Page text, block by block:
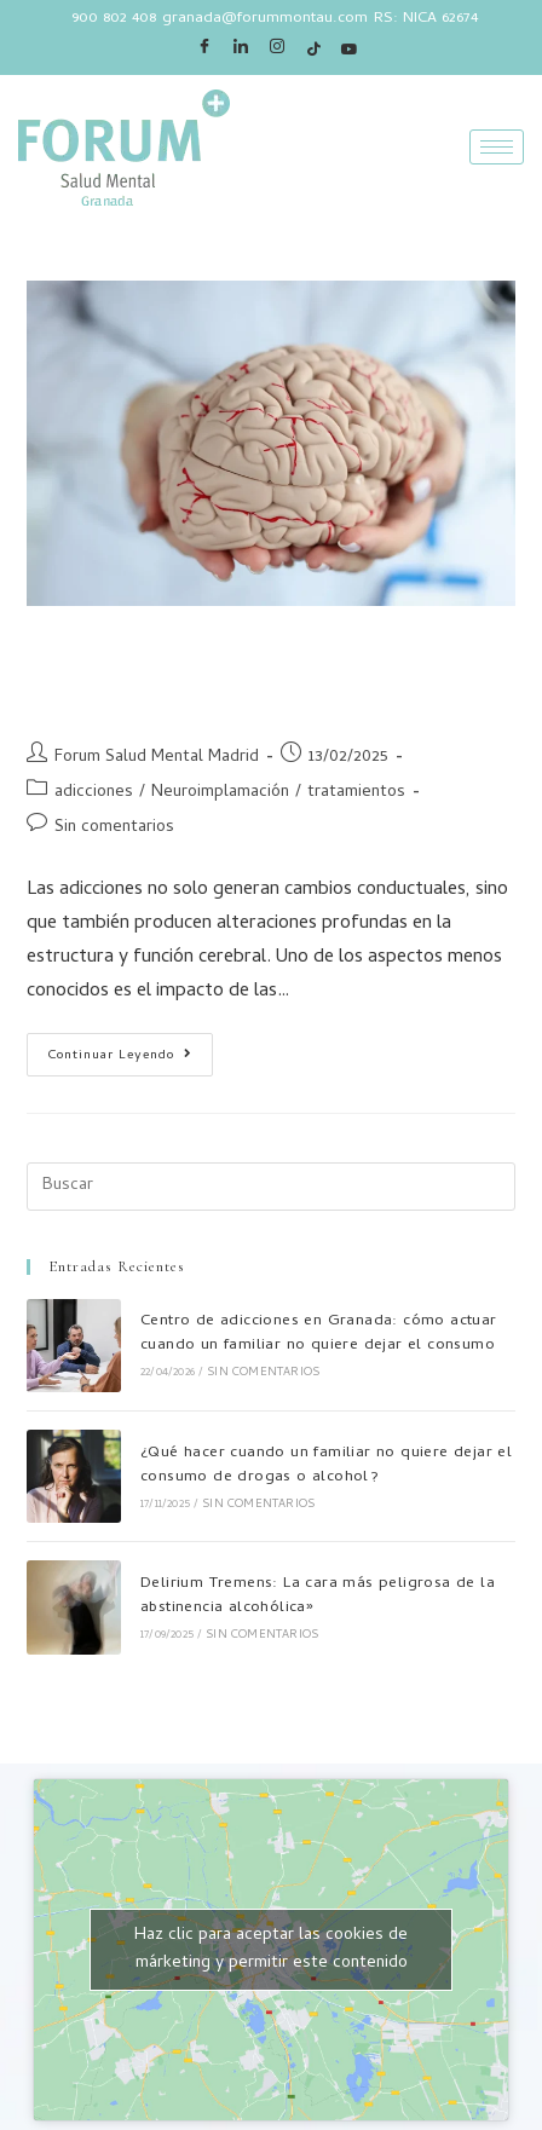
900 802 408 granada@forummontau.com RS: NICA 62674
Forum Salud Mental Madrid
13/02/2025
adicciones / Neuroimplamación / tratamientos
Sin comentarios
Las adicciones no solo generan cambios conductuales, sino
que también producen alteraciones profundas en la
estructura y función cerebral. Uno de los aspectos menos
conocidos es el impacto de las…
Continuar Leyendo
Entradas Recientes
Centro de adicciones en Granada: cómo actuar
cuando un familiar no quiere dejar el consumo
22/04/2026/ SIN COMENTARIOS
¿Qué hacer cuando un familiar no quiere dejar el
consumo de drogas o alcohol?
17/11/2025/ SIN COMENTARIOS
Delirium Tremens: La cara más peligrosa de la
abstinencia alcohólica»
17/09/2025/ SIN COMENTARIOS
Haz clic para aceptar las cookies de
márketing y permitir este contenido